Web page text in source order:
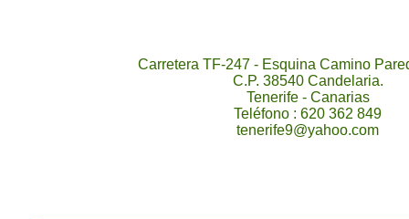
Carretera TF-247 - Esquina Camino
C.P. 38540 Candelaria.
Tenerife - Canarias
Teléfono : 620 362 849
tenerife9@yahoo.com